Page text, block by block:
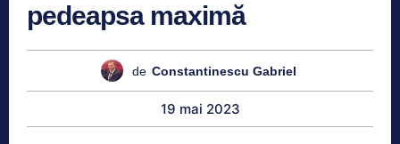
pedeapsa maximă
de Constantinescu Gabriel
19 mai 2023